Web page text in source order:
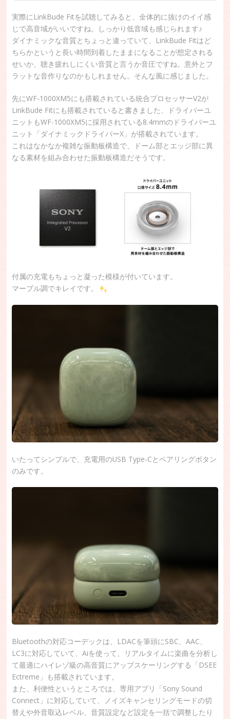
実際にLinkBude Fitを試聴してみると、全体的に抜けのイイ感
じで高音域がいいですね。しっかり低音域も感じられます♪
ダイナミックな音質とちょっと違っていて、LinkBude Fitはど
ちらかというと長い時間到着したままになることが想定される
せいか、聴き疲れしにくい音質と言うか音圧ですね。意外とフ
ラットな音作りなのかもしれません。そんな風に感じました。
先にWF-1000XM5にも搭載されている統合プロセッサーV2が
LinkBude Fitにも搭載されていると書きました、ドライバーユ
ニットもWF-1000XM5に採用されている8.4mmのドライバーユ
ニット「ダイナミックドライバーX」が搭載されています。
これはなかなか複雑な振動板構造で、ドーム部とエッジ部に異
なる素材を組み合わせた振動板構造だそうです。
付属の充電もちょっと凝った模様が付いています。
マーブル調でキレイです。
いたってシンプルで、充電用のUSB Type-Cとペアリングボタン
のみです。
Bluetoothの対応コーデックは、LDACを筆頭にSBC、AAC、
LC3に対応していて、Aiを使って、リアルタイムに楽曲を分析し
て最適にハイレゾ級の高音質にアップスケーリングする「DSEE
Ectreme」も搭載されています。
また、利便性というところでは、専用アプリ「Sony Sound
Connect」に対応していて、ノイズキャンセリングモードの切
替えや外音取込レベル、音質設定など設定を一括で調整したり